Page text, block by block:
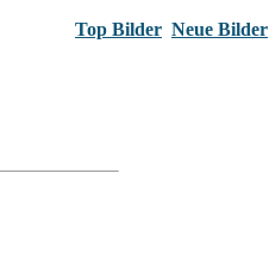
Top Bilder Neue Bilder